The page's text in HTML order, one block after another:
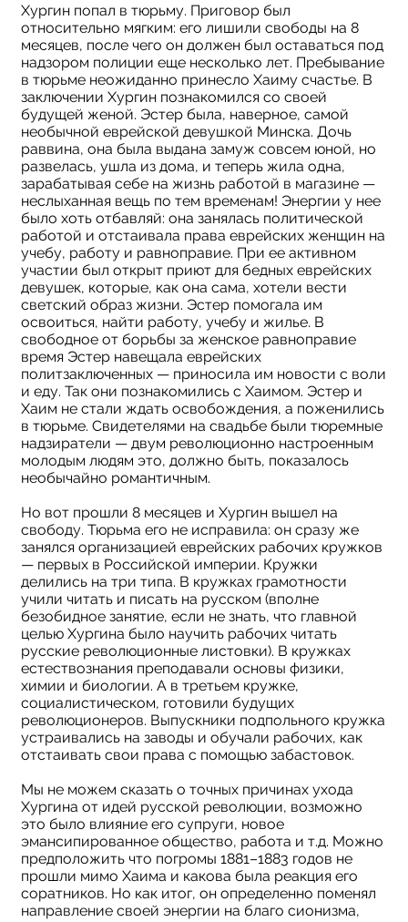
Хургин попал в тюрьму. Приговор был
относительно мягким: его лишили свободы на 8
месяцев, после чего он должен был оставаться под
надзором полиции еще несколько лет. Пребывание
в тюрьме неожиданно принесло Хаиму счастье. В
заключении Хургин познакомился со своей
будущей женой. Эстер была, наверное, самой
необычной еврейской девушкой Минска. Дочь
раввина, она была выдана замуж совсем юной, но
развелась, ушла из дома, и теперь жила одна,
зарабатывая себе на жизнь работой в магазине —
неслыханная вещь по тем временам! Энергии у нее
было хоть отбавляй: она занялась политической
работой и отстаивала права еврейских женщин на
учебу, работу и равноправие. При ее активном
участии был открыт приют для бедных еврейских
девушек, которые, как она сама, хотели вести
светский образ жизни. Эстер помогала им
освоиться, найти работу, учебу и жилье. В
свободное от борьбы за женское равноправие
время Эстер навещала еврейских
политзаключенных — приносила им новости с воли
и еду. Так они познакомились с Хаимом. Эстер и
Хаим не стали ждать освобождения, а поженились
в тюрьме. Свидетелями на свадьбе были тюремные
надзиратели — двум революционно настроенным
молодым людям это, должно быть, показалось
необычайно романтичным.
Но вот прошли 8 месяцев и Хургин вышел на
свободу. Тюрьма его не исправила: он сразу же
занялся организацией еврейских рабочих кружков
— первых в Российской империи. Кружки
делились на три типа. В кружках грамотности
учили читать и писать на русском (вполне
безобидное занятие, если не знать, что главной
целью Хургина было научить рабочих читать
русские революционные листовки). В кружках
естествознания преподавали основы физики,
химии и биологии. А в третьем кружке,
социалистическом, готовили будущих
революционеров. Выпускники подпольного кружка
устраивались на заводы и обучали рабочих, как
отстаивать свои права с помощью забастовок.
Мы не можем сказать о точных причинах ухода
Хургина от идей русской революции, возможно
это было влияние его супруги, новое
эмансипированное общество, работа и т.д. Можно
предположить что погромы 1881–1883 годов не
прошли мимо Хаима и какова была реакция его
соратников. Но как итог, он определенно поменял
направление своей энергии на благо сионизма,